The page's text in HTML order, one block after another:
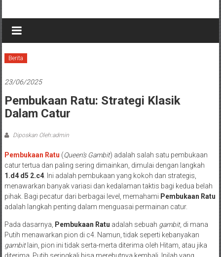
Berita
23/06/2025
Pembukaan Ratu: Strategi Klasik
Dalam Catur
Diposkan Oleh:admin
Pembukaan Ratu (Queen’s Gambit) adalah salah satu pembukaan
catur tertua dan paling sering dimainkan, dimulai dengan langkah
1.d4 d5 2.c4. Ini adalah pembukaan yang kokoh dan strategis,
menawarkan banyak variasi dan kedalaman taktis bagi kedua belah
pihak. Bagi pecatur dari berbagai level, memahami Pembukaan Ratu
adalah langkah penting dalam menguasai permainan catur.
Pada dasarnya, Pembukaan Ratu adalah sebuah gambit, di mana
Putih menawarkan pion di c4. Namun, tidak seperti kebanyakan
gambitlain, pion ini tidak serta-merta diterima oleh Hitam, atau jika